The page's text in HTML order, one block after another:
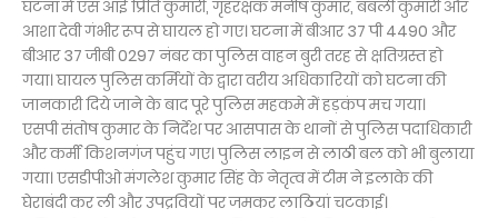
घटना में एस आई प्रिति कुमारी, गृहरक्षक मनीष कुमार, बबली कुमारी और
आशा देवी गंभीर रूप से घायल हो गए। घटना में बीआर 37 पी 4490 और
बीआर 37 जीबी 0297 नंबर का पुलिस वाहन बुरी तरह से क्षतिग्रस्त हो
गया। घायल पुलिस कर्मियों के द्वारा वरीय अधिकारियों को घटना की
जानकारी दिये जाने के बाद पूरे पुलिस महकमे में हड़कंप मच गया।
एसपी संतोष कुमार के निर्देश पर आसपास के थानों से पुलिस पदाधिकारी
और कर्मी किशनगंज पहुंच गए। पुलिस लाइन से लाठी बल को भी बुलाया
गया। एसडीपीओ मंगलेश कुमार सिंह के नेतृत्व में टीम ने इलाके की
घेराबंदी कर ली और उपद्रवियों पर जमकर लाठियां चटकाई।